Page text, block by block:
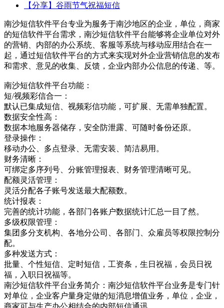
【分享】谷雨节气祝福短信
南沙短信软件平台专业为服务于南沙地区的企业，单位，商家
的短信软件平台需求，南沙短信软件平台能够将企业单位对外
的营销、内部的办公系统、客服等系统与移动应用结合在一
起，通过短信软件平台的方式来实现对外企业营销信息的发布
和需求、意见的收集、反馈，企业内部办公信息的传递、等。
南沙短信软件平台功能：
短/视频彩信合一：
默认已集成短信、视频彩信功能，可扩展、无需单独配置。
数据安全性高：
数据本地服务器储存，安全防泄露、可随时备份还原。
登录操作：
移动办公、多点登录、无需安装、简洁易用。
财务清晰：
可绑定多序列号、分账管理报表、财务管理清晰可见。
配额灵活管理：
灵活分配各子账号发送最大配额数。
统计报表：
完善的统计功能，各部门各账户数据统计汇总一目了然。
多级权限管理：
集团多分支机构、各地分公司、各部门、众雇员等权限控制分
配。
多种发送方式：
批量、个性短信、定时短信，工资条，生日祝福，会员日祝
福，入职日祝福等。
南沙短信软件平台业务简介：南沙短信软件平台业务是专门针
对单位，企业客户量身定做的短消息增值业务，单位，企业，
商家可与生产办公相结合的内部短信通讯，